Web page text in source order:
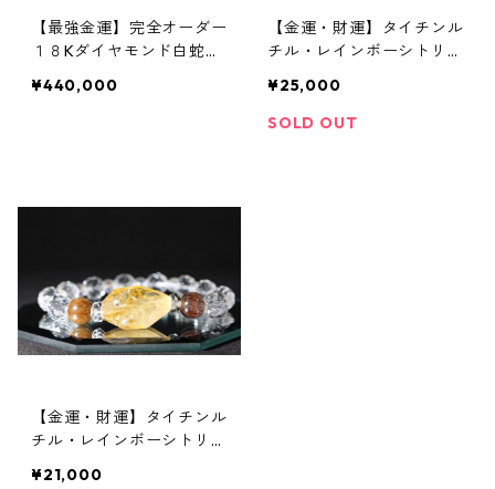
【最強金運】完全オーダー
１８Kダイヤモンド白蛇リ
¥440,000
【金運・財運】タイチンル
チル・レインボーシトリン
¥25,000
SOLD OUT
【金運・財運】タイチンル
チル・レインボーシトリン
¥21,000